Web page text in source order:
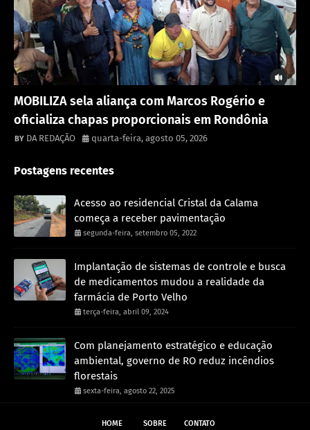
MOBILIZA sela aliança com Marcos Rogério e
oficializa chapas proporcionais em Rondônia
DA REDAÇÃO quarta-feira, agosto 05, 2026
Postagens recentes
Acesso ao residencial Cristal da Calama
começa a receber pavimentação
segunda-feira, setembro 05, 2022
Implantação de sistemas de controle e busca
de medicamentos mudou a realidade da
farmácia de Porto Velho
terça-feira, abril 09, 2024
Com planejamento estratégico e educação
ambiental, governo de RO reduz incêndios
florestais
sexta-feira, agosto 22, 2025
HOME SOBRE CONTATO